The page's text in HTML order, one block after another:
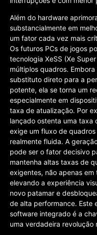
Além do hardware
substancialmente em
um fator cada vez mais
Os futuros PCs de jogos
tecnologia XeSS (Xe
múltiplos quadros.
substituto direto para a
potente, ela se torna um
especialmente em
taxa de atualização. Por
lançado ostenta uma taxa
exige um fluxo de
realmente fluida. A
pode ser o fator decisivo
mantenha altas taxas de
exigentes, não apenas em
elevando a experiência
novo patamar e
de alta performance. Este
software integrado é a
uma verdadeira revolução